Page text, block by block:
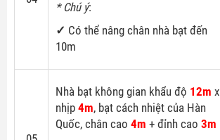
* Chú ý:
✓ Có thể nâng chân nhà bạt đến
10m
Nhà bạt không gian khẩu độ 12m x
nhịp 4m, bạt cách nhiệt của Hàn
Quốc, chân cao 4m + đỉnh cao 3m